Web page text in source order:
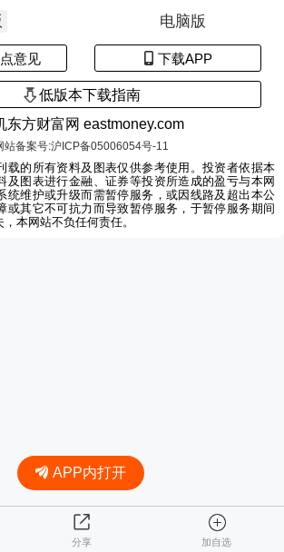
电脑版
意见 下载APP
低版本下载指南
东方财富网 eastmoney.com
站备案号:沪ICP备05006054号-11
载的所有资料及图表仅供参考使用。投资者依据本
及图表进行金融、证券等投资所造成的盈亏与本网
统维护或升级而需暂停服务，或因线路及超出本公
或其它不可抗力而导致暂停服务，于暂停服务期间
本网站不负任何责任。
分享 加自选
APP内打开